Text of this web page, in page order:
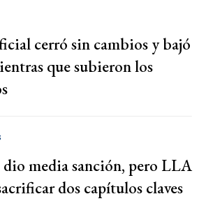
cerró sin cambios y bajó
que subieron los
dio media sanción, pero LLA
dos capítulos claves